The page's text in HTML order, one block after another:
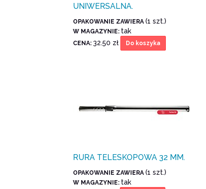
UNIWERSALNA.
OPAKOWANIE ZAWIERA(1 szt.)
W MAGAZYNIE: tak
CENA: 32.50 zł Do koszyka
RURA TELESKOPOWA 32 MM.
OPAKOWANIE ZAWIERA(1 szt.)
W MAGAZYNIE: tak